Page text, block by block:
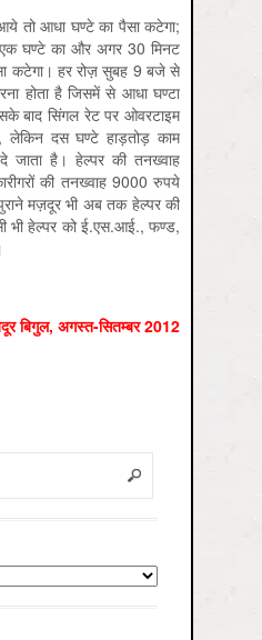
तो आधा घण्टे का पैसा कटेगा;
घण्टे का और अगर 30 मिनट
कटेगा। हर रोज़ सुबह 9 बजे से
होता है जिसमें से आधा घण्टा
बाद सिंगल रेट पर ओवरटाइम
लेकिन दस घण्टे हाड़तोड़ काम
जाता है। हेल्पर की तनख्वाह
की तनख्वाह 9000 रुपये
मज़दूर भी अब तक हेल्पर की
भी हेल्पर को ई.एस.आई., फण्ड,
बिगुल, अगस्त-सितम्बर2012